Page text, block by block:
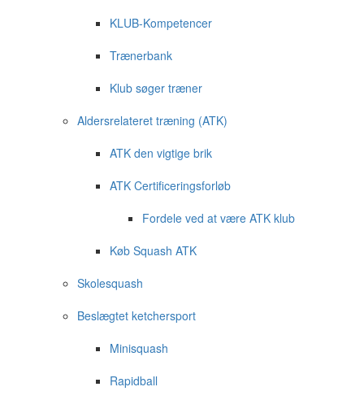
KLUB-Kompetencer
Trænerbank
Klub søger træner
Aldersrelateret træning (ATK)
ATK den vigtige brik
ATK Certificeringsforløb
Fordele ved at være ATK klub
Køb Squash ATK
Skolesquash
Beslægtet ketchersport
Minisquash
Rapidball